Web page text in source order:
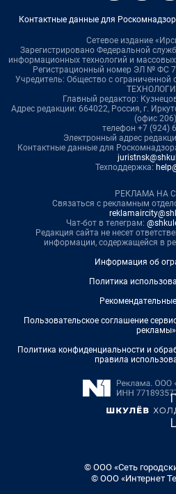
Контактные данные для
Сетевое издание
Зарегистрировано Федеральной
информационных технологий и
Регистрационный номер ЭЛ № ФС
Учредитель: Общество с
Главный редактор:
Адрес редакции: 664022, Россия, г.
(офис
телефон +7 (924)
Электронный адрес
Контактные данные для
Техподдержка:
РЕКЛАМА НА
Связаться с рекламным
Чат-бот в телеграм:
Редакция сайта не несет
информации, содержащейся в
Информация об
Политика
Пользовательское соглашение
рекламы»
Политика конфиденциальности и
правила
© ООО «Сеть
© ООО «Интернет